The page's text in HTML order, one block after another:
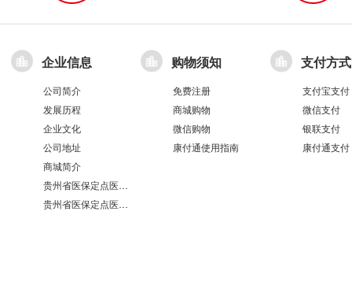
企业信息
公司简介
发展历程
企业文化
公司地址
商城简介
贵州省医保定点医疗机构医保服务情况表（第551分店）
贵州省医保定点医疗机构医保服务情况表（第100分店）
购物须知
免费注册
商城购物
微信购物
康付通使用指南
支付方式
支付宝支付
微信支付
银联支付
康付通支付